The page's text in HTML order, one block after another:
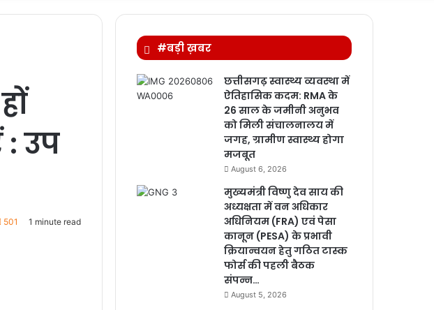
उप
501 1 minute read
#बड़ी ख़बर
छत्तीसगढ़ स्वास्थ्य व्यवस्था में
ऐतिहासिक कदम: RMA के
26 साल के जमीनी अनुभव
को मिली संचालनालय में
जगह, ग्रामीण स्वास्थ्य होगा
मजबूत
August 6, 2026
मुख्यमंत्री विष्णु देव साय की
अध्यक्षता में वन अधिकार
अधिनियम (FRA) एवं पेसा
कानून (PESA) के प्रभावी
क्रियान्वयन हेतु गठित टास्क
फोर्स की पहली बैठक
संपन्न…
August 5, 2026